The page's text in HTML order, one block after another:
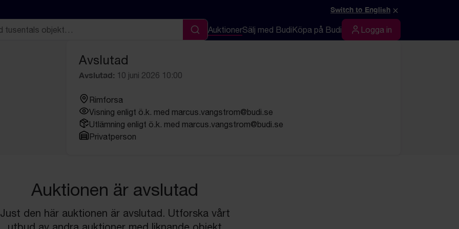
Switch to English ×
Sök
AuktionerSälj med BudiKöpa på Budi Logga in
Logga in
Avslutad
Avslutad: 10 juni 2026 10:00
Rimforsa
Visning enligt ö.k. med marcus.vangstrom@budi.se
Utlämning enligt ö.k. med marcus.vangstrom@budi.se
Privatperson
Auktionen är avslutad
Just den här auktionen är avslutad. Utforska vårt